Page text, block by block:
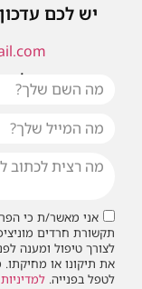
יש לכם
או
אני מאשר/ת כי
תקשורת חרדים
לצורך טיפול ומענה
את תיקונו או
לטפל בפנייה.